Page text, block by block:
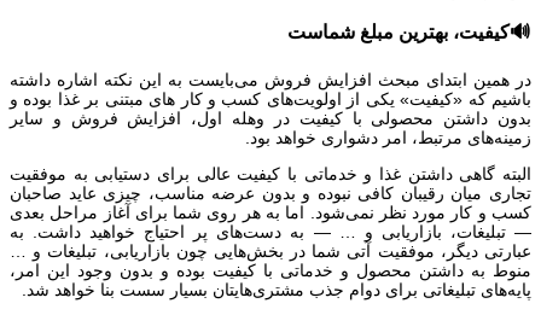
🔊کیفیت، بهترین مبلغ شماست
در همین ابتدای مبحث افزایش فروش می‌بایست به این نکته اشاره داشته
باشیم که «کیفیت» یکی از اولویت‌های کسب و کار های مبتنی بر غذا بوده و
بدون داشتن محصولی با کیفیت در وهله اول، افزایش فروش و سایر
زمینه‌های مرتبط، امر دشواری خواهد بود.
البته گاهی داشتن غذا و خدماتی با کیفیت عالی برای دستیابی به موفقیت
تجاری میان رقیبان کافی نبوده و بدون عرضه مناسب، چیزی عاید صاحبان
کسب و کار مورد نظر نمی‌شود. اما به هر روی شما برای آغاز مراحل بعدی
— تبلیغات، بازاریابی و … — به دست‌های پر احتیاج خواهید داشت. به
عبارتی دیگر، موفقیت آتی شما در بخش‌هایی چون بازاریابی، تبلیغات و …
منوط به داشتن محصول و خدماتی با کیفیت بوده و بدون وجود این امر،
پایه‌های تبلیغاتی برای دوام جذب مشتری‌هایتان بسیار سست بنا خواهد شد.